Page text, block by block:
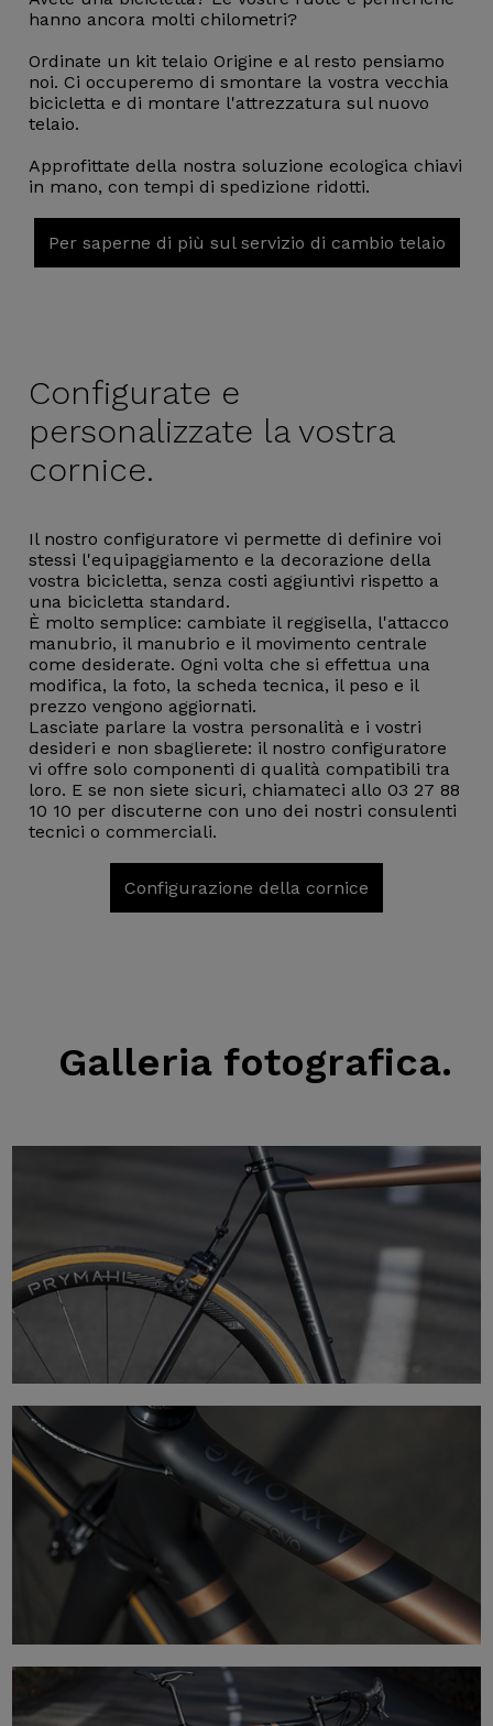
hanno ancora molti chilometri?
Ordinate un kit telaio Origine e al resto pensiamo
noi. Ci occuperemo di smontare la vostra vecchia
bicicletta e di montare l'attrezzatura sul nuovo
telaio.
Approfittate della nostra soluzione ecologica chiavi
in mano, con tempi di spedizione ridotti.
Per saperne di più sul servizio di cambio telaio
Configurate e
personalizzate la vostra
cornice.
Il nostro configuratore vi permette di definire voi
stessi l'equipaggiamento e la decorazione della
vostra bicicletta, senza costi aggiuntivi rispetto a
una bicicletta standard.
È molto semplice: cambiate il reggisella, l'attacco
manubrio, il manubrio e il movimento centrale
come desiderate. Ogni volta che si effettua una
modifica, la foto, la scheda tecnica, il peso e il
prezzo vengono aggiornati.
Lasciate parlare la vostra personalità e i vostri
desideri e non sbaglierete: il nostro configuratore
vi offre solo componenti di qualità compatibili tra
loro. E se non siete sicuri, chiamateci allo 03 27 88
10 10 per discuterne con uno dei nostri consulenti
tecnici o commerciali.
Configurazione della cornice
Galleria fotografica.